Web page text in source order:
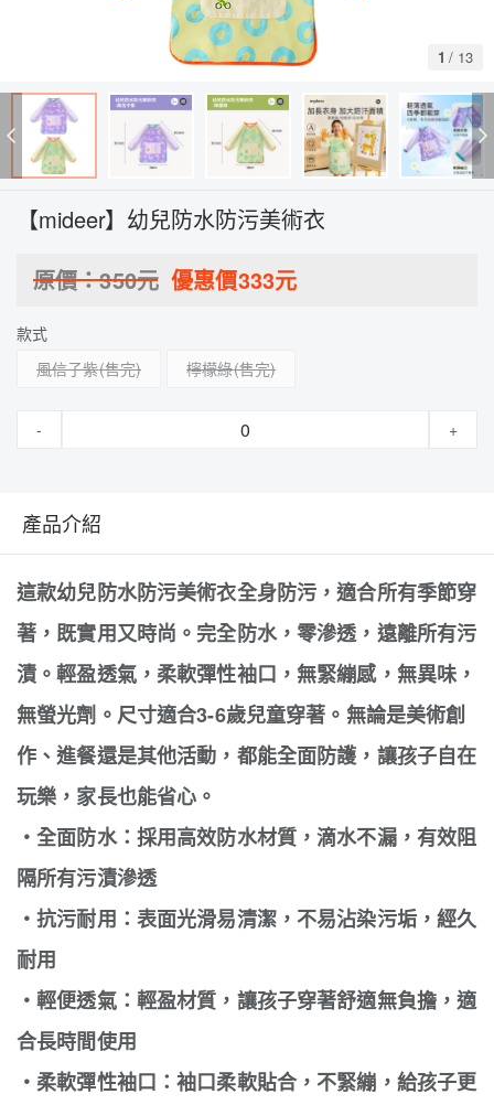
1 / 13
【mideer】幼兒防水防污美術衣
原價：350元 優惠價333元
款式
風信子紫
檸檬綠
- +
產品介紹
這款幼兒防水防污美術衣全身防污，適合所有季節穿
著，既實用又時尚。完全防水，零滲透，遠離所有污
漬。輕盈透氣，柔軟彈性袖口，無緊繃感，無異味，
無螢光劑。尺寸適合3-6歲兒童穿著。無論是美術創
作、進餐還是其他活動，都能全面防護，讓孩子自在
玩樂，家長也能省心。
・全面防水：採用高效防水材質，滴水不漏，有效阻
隔所有污漬滲透
・抗污耐用：表面光滑易清潔，不易沾染污垢，經久
耐用
・輕便透氣：輕盈材質，讓孩子穿著舒適無負擔，適
合長時間使用
・柔軟彈性袖口：袖口柔軟貼合，不緊繃，給孩子更